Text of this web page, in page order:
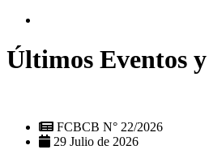
Últimos Eventos
FCBCB N° 22/2026
29 Julio de 2026